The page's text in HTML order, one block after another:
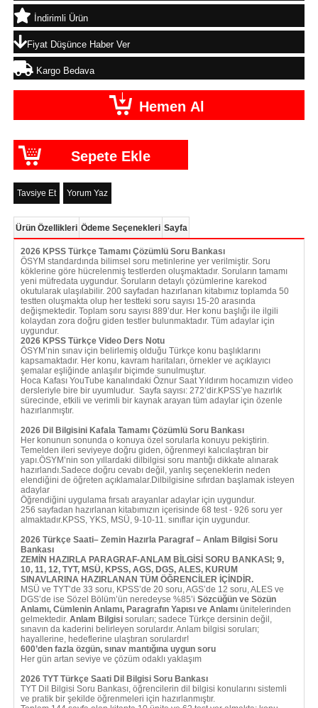
İndirimli Ürün
Fiyat Düşünce Haber Ver
Kargo Bedava
Tavsiye Et Yorum Yaz
Ürün Özellikleri Ödeme Seçenekleri Sayfa
2026 KPSS Türkçe Tamamı Çözümlü Soru Bankası
ÖSYM standardında bilimsel soru metinlerine yer verilmiştir. Soru
köklerine göre hücrelenmiş testlerden oluşmaktadır. Soruların tamamı
yeni müfredata uygundur. Soruların detaylı çözümlerine karekod
okutularak ulaşılabilir. 200 sayfadan hazırlanan kitabımız toplamda 50
testten oluşmakta olup her testteki soru sayısı 15-20 arasında
değişmektedir. Toplam soru sayısı 889’dur. Her konu başlığı ile ilgili
kolaydan zora doğru giden testler bulunmaktadır. Tüm adaylar için
uygundur.
2026 KPSS Türkçe Video Ders Notu
ÖSYM’nin sınav için belirlemiş olduğu Türkçe konu başlıklarını
kapsamaktadır. Her konu, kavram haritaları, örnekler ve açıklayıcı
şemalar eşliğinde anlaşılır biçimde sunulmuştur.
Hoca Kafası YouTube kanalındaki Öznur Saat Yıldırım hocamızın video
dersleriyle bire bir uyumludur. Sayfa sayısı: 272’dir.KPSS’ye hazırlık
sürecinde, etkili ve verimli bir kaynak arayan tüm adaylar için özenle
hazırlanmıştır.
2026 Dil Bilgisini Kafala Tamamı Çözümlü Soru Bankası
Her konunun sonunda o konuya özel sorularla konuyu pekiştirin.
Temelden ileri seviyeye doğru giden, öğrenmeyi kalıcılaştıran bir
yapı.ÖSYM’nin son yıllardaki dilbilgisi soru mantığı dikkate alınarak
hazırlandı.Sadece doğru cevabı değil, yanlış seçeneklerin neden
elendiğini de öğreten açıklamalar.Dilbilgisine sıfırdan başlamak isteyen
adaylar
Öğrendiğini uygulama fırsatı arayanlar adaylar için uygundur.
256 sayfadan hazırlanan kitabımızın içerisinde 68 test - 926 soru yer
almaktadır.KPSS, YKS, MSÜ, 9-10-11. sınıflar için uygundur.
2026 Türkçe Saati– Zemin Hazırla Paragraf – Anlam Bilgisi Soru
Bankası
ZEMİN HAZIRLA PARAGRAF-ANLAM BİLGİSİ SORU BANKASI; 9,
10, 11, 12, TYT, MSÜ, KPSS, AGS, DGS, ALES, KURUM
SINAVLARINA HAZIRLANAN TÜM ÖĞRENCİLER İÇİNDİR.
MSÜ ve TYT’de 33 soru, KPSS’de 20 soru, AGS’de 12 soru, ALES ve
DGS’de ise Sözel Bölüm’ün neredeyse %85’i Sözcüğün ve Sözün
Anlamı, Cümlenin Anlamı, Paragrafın Yapısı ve Anlamıünitelerinden
gelmektedir. Anlam Bilgisisoruları; sadece Türkçe dersinin değil,
sınavın da kaderini belirleyen sorulardır. Anlam bilgisi soruları;
hayallerine, hedeflerine ulaştıran sorulardır!
600’den fazla özgün, sınav mantığına uygun soru
Her gün artan seviye ve çözüm odaklı yaklaşım
2026 TYT Türkçe Saati Dil Bilgisi Soru Bankası
TYT Dil Bilgisi Soru Bankası, öğrencilerin dil bilgisi konularını sistemli
ve pratik bir şekilde öğrenmeleri için hazırlanmıştır.